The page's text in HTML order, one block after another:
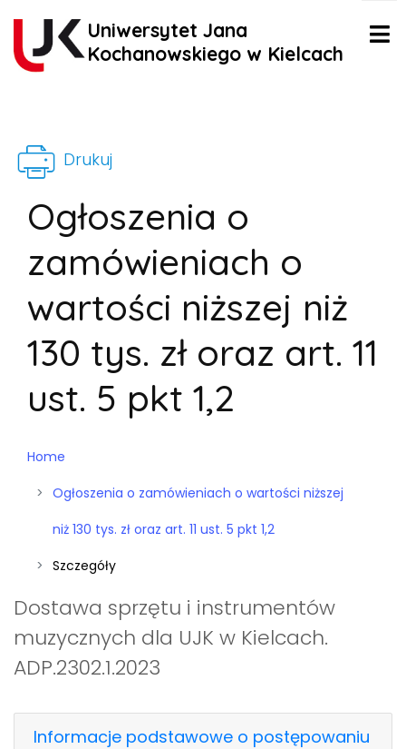
Uniwersytet Jana
Kochanowskiego w Kielcach
Drukuj
Ogłoszenia o
zamówieniach o
wartości niższej niż
130 tys. zł oraz art. 11
ust. 5 pkt 1,2
Home
Ogłoszenia o zamówieniach o wartości niższej
niż 130 tys. zł oraz art. 11 ust. 5 pkt 1,2
Szczegóły
Dostawa sprzętu i instrumentów
muzycznych dla UJK w Kielcach.
ADP.2302.1.2023
Informacje podstawowe o postępowaniu